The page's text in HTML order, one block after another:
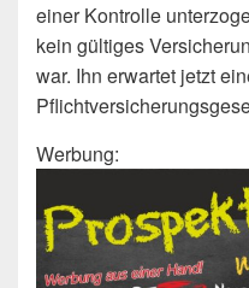
einer Kontrolle
kein gültiges
war. Ihn erwartet jetzt
Werbung: